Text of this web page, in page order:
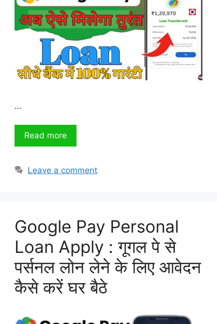
…
Read more
Leave a comment
Google Pay Personal
Loan Apply : गूगल पे से
पर्सनल लोन लेने के लिए आवेदन
कैसे करें घर बैठे